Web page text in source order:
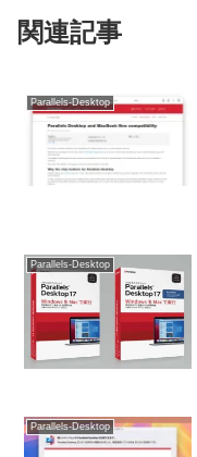
関連記事
Parallels-Desktop
Parallels-Desktop
Parallels-Desktop